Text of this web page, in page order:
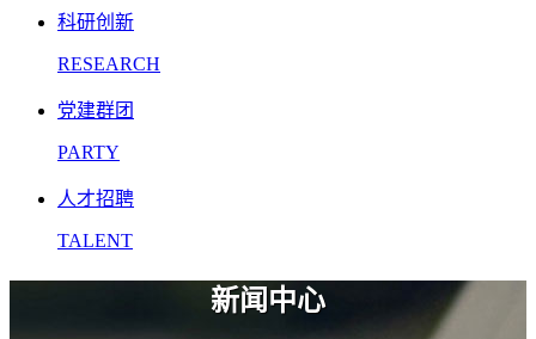
科研创新
RESEARCH
党建群团
PARTY
人才招聘
TALENT
新闻中心